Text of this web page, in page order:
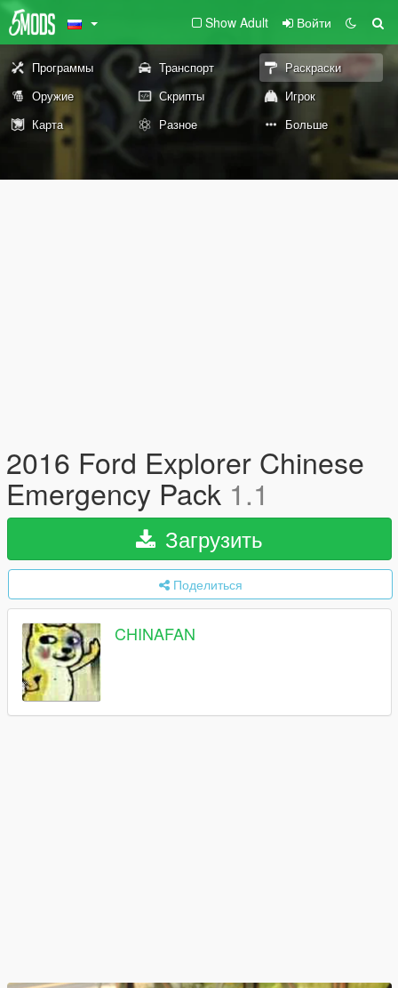
Show Adult Войти
Программы Транспорт
Раскраски
Оружие
Скрипты
Игрок
Карта
Разное Больше
2016 Ford Explorer Chinese
Emergency Pack 1.1
Загрузить
Поделиться
CHINAFAN